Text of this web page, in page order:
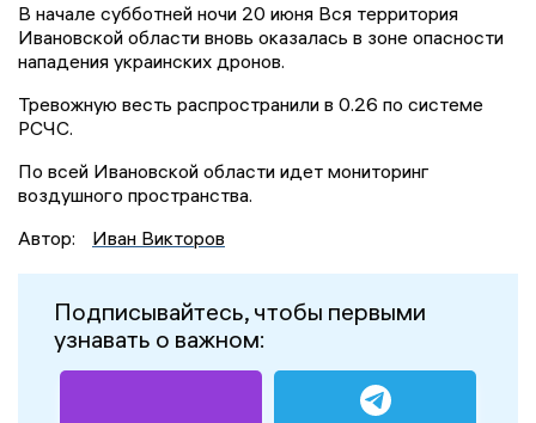
В начале субботней ночи 20 июня Вся территория
Ивановской области вновь оказалась в зоне опасности
нападения украинских дронов.
Тревожную весть распространили в 0.26 по системе
РСЧС.
По всей Ивановской области идет мониторинг
воздушного пространства.
Автор:
Иван Викторов
Подписывайтесь, чтобы первыми
узнавать о важном: